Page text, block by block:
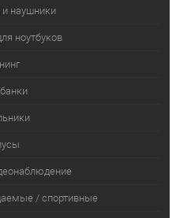
наушники
ноутбуков
/ спортивные